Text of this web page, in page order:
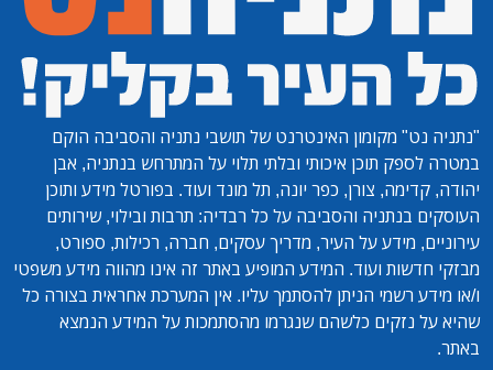
"נתניה נט" מקומון האינטרנט של תושבי נתניה והסביבה הוקם
במטרה לספק תוכן איכותי ובלתי תלוי על המתרחש בנתניה, אבן
יהודה, קדימה, צורן, כפר יונה, תל מונד ועוד. בפורטל מידע ותוכן
העוסקים בנתניה והסביבה על כל רבדיה: תרבות ובילוי, שירותים
עירוניים, מידע על העיר, מדריך עסקים, חברה, רכילות, ספורט,
מבזקי חדשות ועוד. המידע המופיע באתר זה אינו מהווה מידע משפטי
ו/או מידע רשמי הניתן להסתמך עליו. אין המערכת אחראית בצורה כל
שהיא על נזקים כלשהם שנגרמו מהסתמכות על המידע הנמצא
באתר.